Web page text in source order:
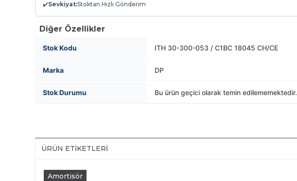
✔️Sevkiyat:Stoktan Hızlı Gönderim
Diğer Özellikler
Stok Kodu ITH 30-300-053 / C1BC 18045 CH/CE
Marka DP
Stok Durumu Bu ürün geçici olarak temin edilememektedir.
ÜRÜN ETIKETLERI
Amortisör